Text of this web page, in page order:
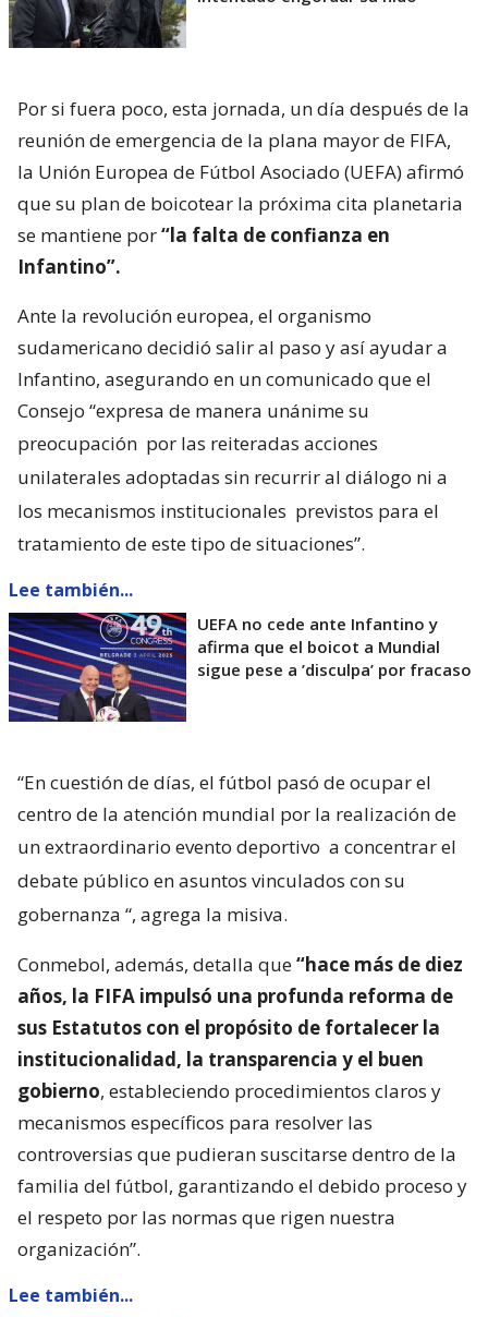
Por si fuera poco, esta jornada, un día después de la
reunión de emergencia de la plana mayor de FIFA,
la Unión Europea de Fútbol Asociado (UEFA) afirmó
que su plan de boicotear la próxima cita planetaria
se mantiene por“la falta de confianza en
Infantino”.
Ante la revolución europea, el organismo
sudamericano decidió salir al paso y así ayudar a
Infantino, asegurando en un comunicado que el
Consejo “expresa de manera unánime su
preocupación por las reiteradas acciones
unilaterales adoptadas sin recurrir al diálogo ni a
los mecanismos institucionales previstos para el
tratamiento de este tipo de situaciones”.
Lee también...
UEFA no cede ante Infantino y
afirma que el boicot a Mundial
sigue pese a ’disculpa’ por fracaso
“En cuestión de días, el fútbol pasó de ocupar el
centro de la atención mundial por la realización de
un extraordinario evento deportivo a concentrar el
debate público en asuntos vinculados con su
gobernanza “, agrega la misiva.
Conmebol, además, detalla que“hace más de diez
años, la FIFA impulsó una profunda reforma de
sus Estatutos con el propósito de fortalecer la
institucionalidad, la transparencia y el buen
gobierno, estableciendo procedimientos claros y
mecanismos específicos para resolver las
controversias que pudieran suscitarse dentro de la
familia del fútbol, garantizando el debido proceso y
el respeto por las normas que rigen nuestra
organización”.
Lee también...